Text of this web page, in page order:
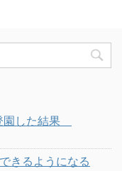
園した結果
きるようになる